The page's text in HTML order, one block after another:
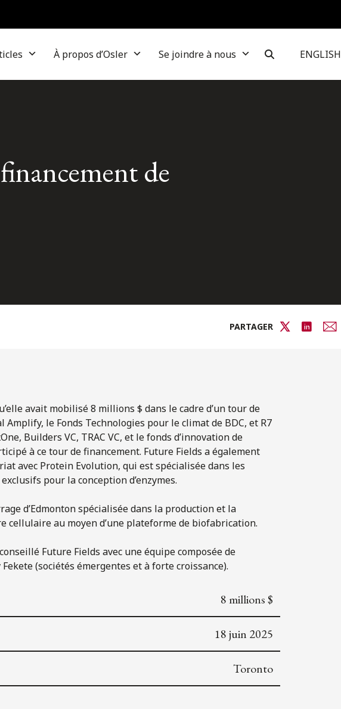
À propos d’Osler Se joindre à nous ENGLISH
de
PARTAGER
avait mobilisé 8 millions $ dans le cadre d’un tour de
le Fonds Technologies pour le climat de BDC, et R7
Builders VC, TRAC VC, et le fonds d’innovation de
à ce tour de financement. Future Fields a également
avec Protein Evolution, qui est spécialisée dans les
pour la conception d’enzymes.
d’Edmonton spécialisée dans la production et la
cellulaire au moyen d’une plateforme de biofabrication.
Future Fields avec une équipe composée de
(sociétés émergentes et à forte croissance).
8 millions $
18 juin 2025
Toronto